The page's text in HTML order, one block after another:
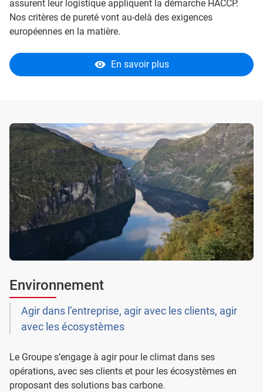
assurent leur logistique appliquent la démarche HACCP.
Nos critères de pureté vont au-delà des exigences
européennes en la matière.
En savoir plus
Environnement
Agir dans l’entreprise, agir avec les clients, agir
avec les écosystèmes
Le Groupe s’engage à agir pour le climat dans ses
opérations, avec ses clients et pour les écosystèmes en
proposant des solutions bas carbone.